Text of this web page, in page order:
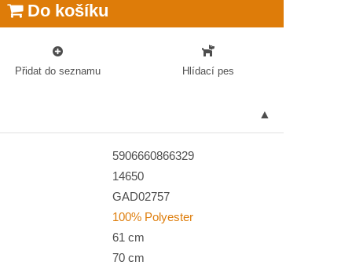
Do košíku
Přidat do seznamu Hlídací pes
5906660866329
14650
GAD02757
100% Polyester
61 cm
70 cm